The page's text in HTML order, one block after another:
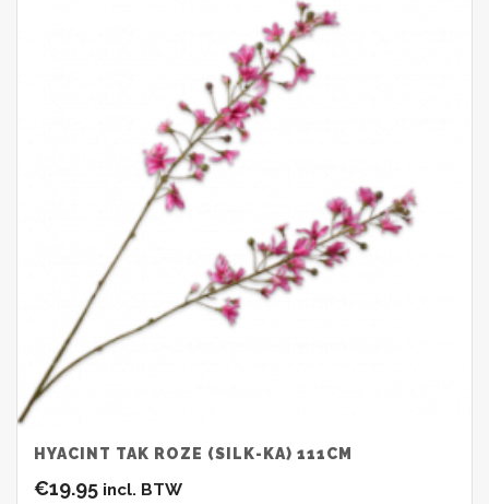
HYACINT TAK ROZE (SILK-KA) 111CM
€19.95 incl. BTW